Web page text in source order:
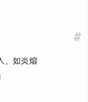
#
，如炎熔